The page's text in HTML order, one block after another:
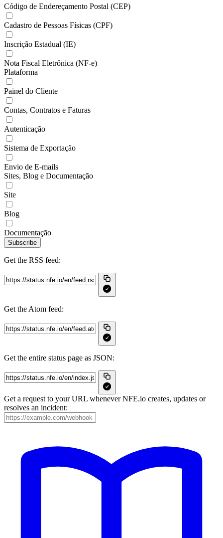
Código de Endereçamento Postal (CEP)
Cadastro de Pessoas Físicas (CPF)
Inscrição Estadual (IE)
Nota Fiscal Eletrônica (NF-e)
Plataforma
Painel do Cliente
Contas, Contratos e Faturas
Autenticação
Sistema de Exportação
Envio de E-mails
Sites, Blog e Documentação
Site
Blog
Documentação
Subscribe
Get the RSS feed:
Get the Atom feed:
Get the entire status page as JSON:
Get a request to your URL whenever NFE.io creates, updates or
resolves an incident: